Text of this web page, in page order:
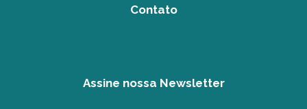
Contato
Assine nossa Newsletter